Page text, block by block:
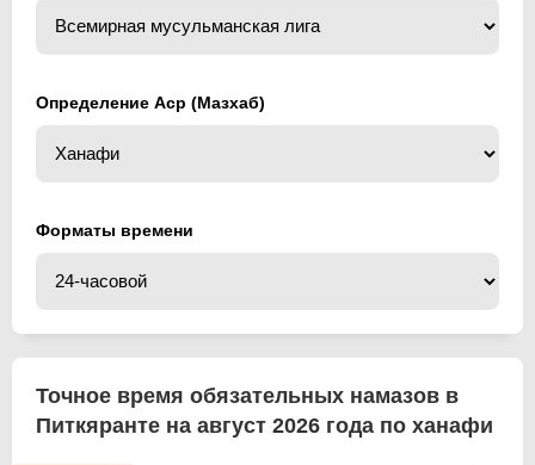
Определение Аср (Мазхаб)
Форматы времени
Точное время обязательных намазов в
Питкяранте на август 2026 года по ханафи